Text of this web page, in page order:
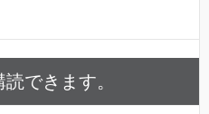
できます。